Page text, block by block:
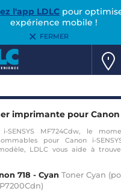
l'app LDLCpour
expérience mobile !
FERMER
SENSYS MF724Cdw, le
pour Canon i-
LDLC vous aide à
718 - Cyan Toner Cyan